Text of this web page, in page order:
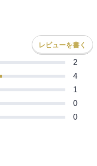
レビューを書く
2
4
1
0
0